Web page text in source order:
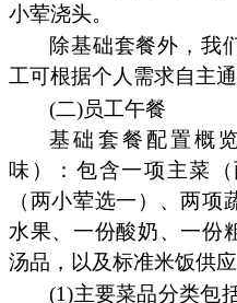
小荤浇头。
除基础套餐外，我
工可根据个人需求自主
(二)员工午餐
基础套餐配置概
味）：包含一项主菜
（两小荤选一）、两
水果、一份酸奶、一份
汤品，以及标准米饭供应
(1)主要菜品分类包